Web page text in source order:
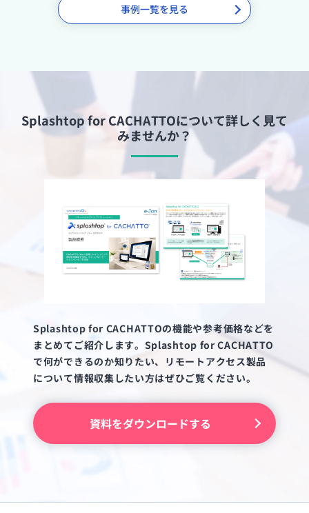
事例一覧を見る
Splashtop for CACHATTOについて詳しく見て
みませんか？
Splashtop for CACHATTOの機能や参考価格などを
まとめてご紹介します。Splashtop for CACHATTO
で何ができるのか知りたい、リモートアクセス製品
について情報収集したい方はぜひご覧ください。
資料をダウンロードする